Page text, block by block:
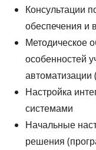
Консультации
обеспечения и
Методическое
особенностей
автоматизации
Настройка
системами
Начальные
решения